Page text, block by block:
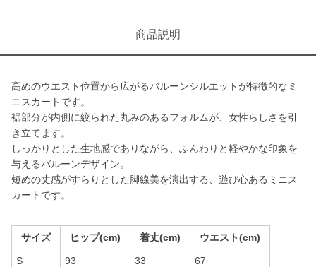
商品説明
高めのウエスト位置から広がるバルーンシルエットが特徴的なミ
ニスカートです。
裾部分が内側に絞られた丸みのあるフォルムが、女性らしさを引
き立てます。
しっかりとした生地感でありながら、ふんわりと軽やかな印象を
与えるバルーンデザイン。
短めの丈感がすらりとした脚線美を演出する、遊び心あるミニス
カートです。
サイズ ヒップ(cm) 着丈(cm) ウエスト(cm)
S 93 33 67